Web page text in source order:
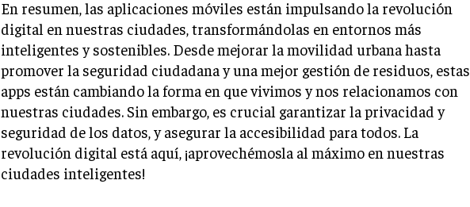
En resumen, las aplicaciones móviles están impulsando la revolución
digital en nuestras ciudades, transformándolas en entornos más
inteligentes y sostenibles. Desde mejorar la movilidad urbana hasta
promover la seguridad ciudadana y una mejor gestión de residuos, estas
apps están cambiando la forma en que vivimos y nos relacionamos con
nuestras ciudades. Sin embargo, es crucial garantizar la privacidad y
seguridad de los datos, y asegurar la accesibilidad para todos. La
revolución digital está aquí, ¡aprovechémosla al máximo en nuestras
ciudades inteligentes!